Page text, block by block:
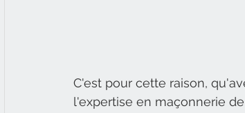
C'est pour cette raison,
l'expertise en maçonnerie